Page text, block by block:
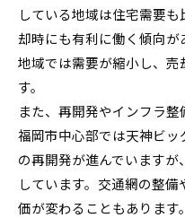
している地域は住宅需要
却時にも有利に働く傾向が
地域では需要が縮小し、
す。
また、再開発やインフラ整
福岡市中心部では天神ビ
の再開発が進んでいます
しています。交通網の整
価が変わることもあります。